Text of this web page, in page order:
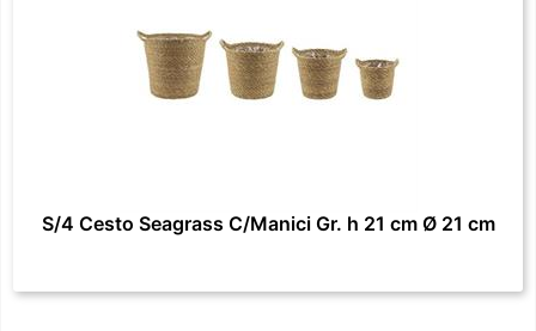
S/4 Cesto Seagrass C/Manici Gr. h 21 cm Ø 21 cm